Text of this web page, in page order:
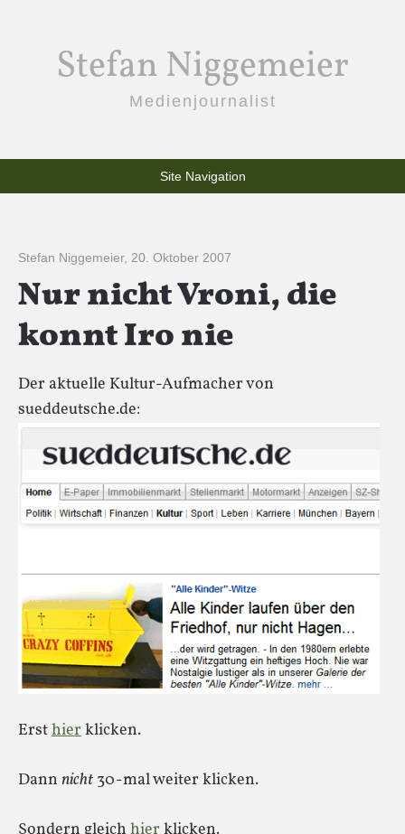
Stefan Niggemeier
Medienjournalist
Site Navigation
Stefan Niggemeier, 20. Oktober 2007
Nur nicht Vroni, die
konnt Iro nie
Der aktuelle Kultur-Aufmacher von
sueddeutsche.de:
Ersthierklicken.
Dann nicht 30-mal weiter klicken.